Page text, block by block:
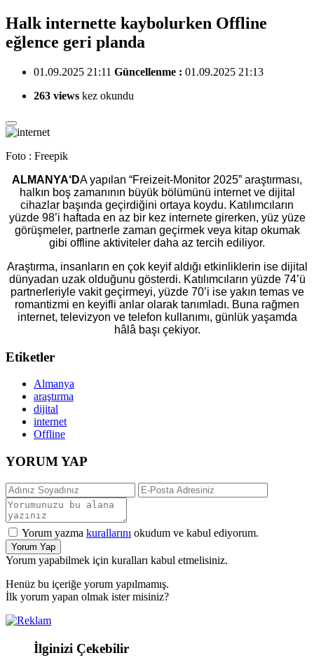
Halk internette kaybolurken Offline
eğlence geri planda
01.09.2025 21:11 Güncellenme : 01.09.2025 21:13
263 views kez okundu
Foto : Freepik
ALMANYA‘DA yapılan “Freizeit-Monitor 2025” araştırması,
halkın boş zamanının büyük bölümünü internet ve dijital
cihazlar başında geçirdiğini ortaya koydu. Katılımcıların
yüzde 98’i haftada en az bir kez internete girerken, yüz yüze
görüşmeler, partnerle zaman geçirmek veya kitap okumak
gibi offline aktiviteler daha az tercih ediliyor.
Araştırma, insanların en çok keyif aldığı etkinliklerin ise dijital
dünyadan uzak olduğunu gösterdi. Katılımcıların yüzde 74’ü
partnerleriyle vakit geçirmeyi, yüzde 70’i ise yakın temas ve
romantizmi en keyifli anlar olarak tanımladı. Buna rağmen
internet, televizyon ve telefon kullanımı, günlük yaşamda
hâlâ başı çekiyor.
Etiketler
Almanya
araştırma
dijital
internet
Offline
YORUM YAP
Yorum yazma kurallarını okudum ve kabul ediyorum.
Yorum Yap
Yorum yapabilmek için kuralları kabul etmelisiniz.
Henüz bu içeriğe yorum yapılmamış.
İlk yorum yapan olmak ister misiniz?
İlginizi Çekebilir